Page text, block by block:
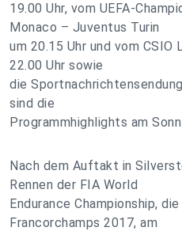
19.00 Uhr, vom UEFA-
Monaco – Juventus Turin
um 20.15 Uhr und vom CSIO
22.00 Uhr sowie
die
sind die
Programmhighlights am
Nach dem Auftakt in
Rennen der FIA World
Endurance Championship,
Francorchamps 2017, am